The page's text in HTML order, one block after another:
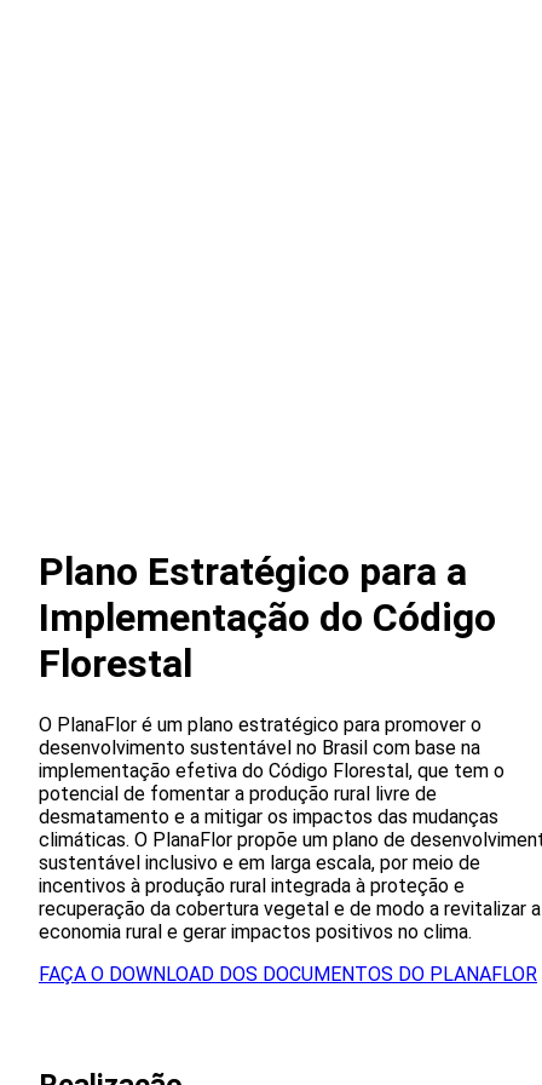
Plano Estratégico para a
Implementação do Código
Florestal
O PlanaFlor é um plano estratégico para promover o
desenvolvimento sustentável no Brasil com base na
implementação efetiva do Código Florestal, que tem o
potencial de fomentar a produção rural livre de
desmatamento e a mitigar os impactos das mudanças
climáticas. O PlanaFlor propõe um plano de
sustentável inclusivo e em larga escala, por meio de
incentivos à produção rural integrada à proteção e
recuperação da cobertura vegetal e de modo a revitalizar a
economia rural e gerar impactos positivos no clima.
FAÇA O DOWNLOAD DOS DOCUMENTOS DO PLANAFLOR